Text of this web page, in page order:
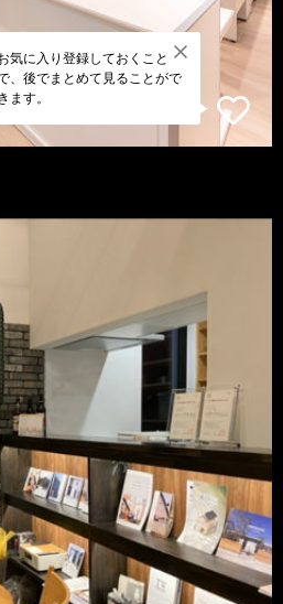
気に入り登録しておくこと
、後でまとめて見ることがで
ます。